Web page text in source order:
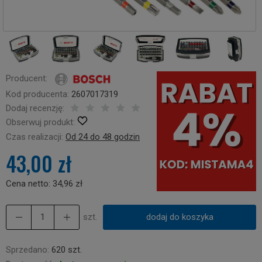
Producent:
Kod producenta: 2607017319
Dodaj recenzję:
Obserwuj produkt:
Czas realizacji: Od 24 do 48 godzin
43,00 zł
Cena netto: 34,96 zł
szt. dodaj do koszyka
Sprzedano: 620 szt.